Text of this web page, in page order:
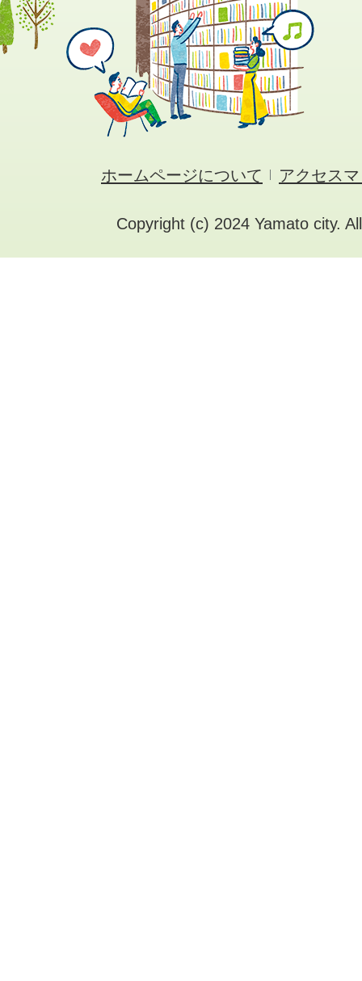
ホームページについて アクセス
Copyright (c) 2024 Yamato city.